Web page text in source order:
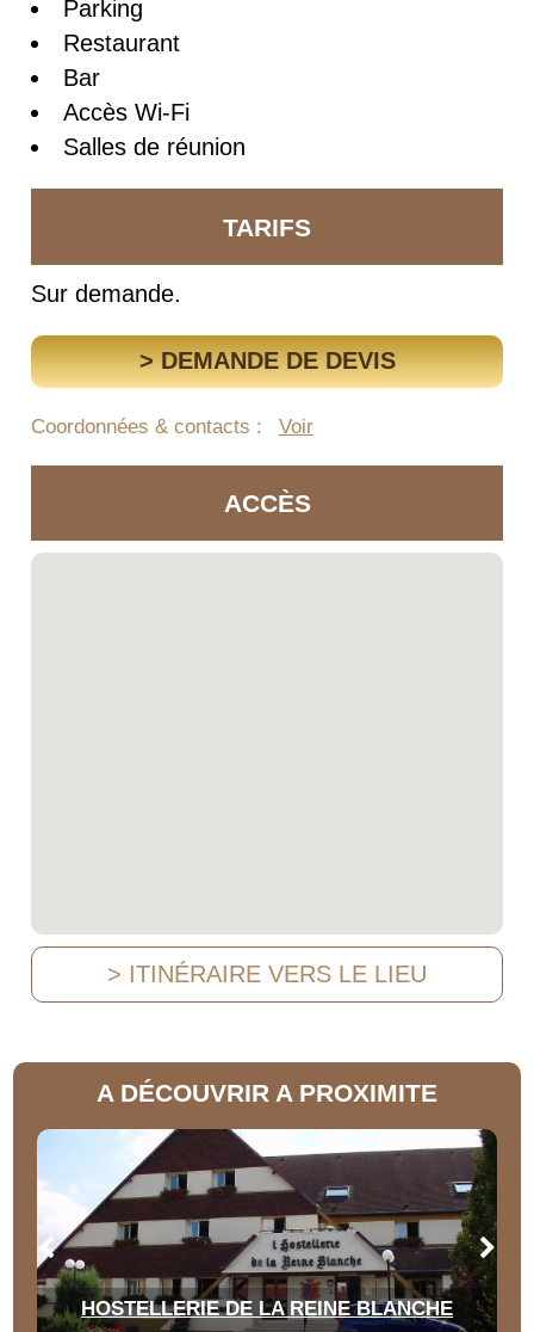
Parking
Restaurant
Bar
Accès Wi-Fi
Salles de réunion
TARIFS
Sur demande.
> DEMANDE DE DEVIS
Coordonnées & contacts : Voir
ACCÈS
> ITINÉRAIRE VERS LE LIEU
A DÉCOUVRIR A PROXIMITE
HOSTELLERIE DE LA REINE BLANCHE